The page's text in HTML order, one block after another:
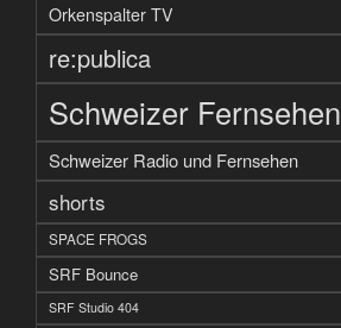
Orkenspalter TV
re:publica
Schweizer Fernsehen
Schweizer Radio und Fernsehen
shorts
SPACE FROGS
SRF Bounce
SRF Studio 404